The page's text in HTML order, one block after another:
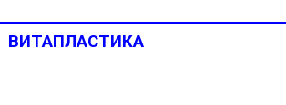
ВИТАПЛАСТИКА